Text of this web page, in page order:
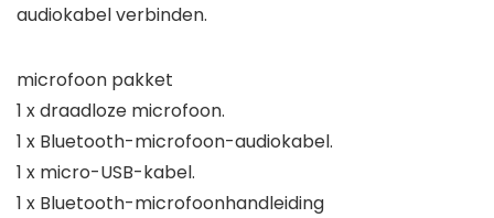
audiokabel verbinden.
microfoon pakket
1 x draadloze microfoon.
1 x Bluetooth-microfoon-audiokabel.
1 x micro-USB-kabel.
1 x Bluetooth-microfoonhandleiding